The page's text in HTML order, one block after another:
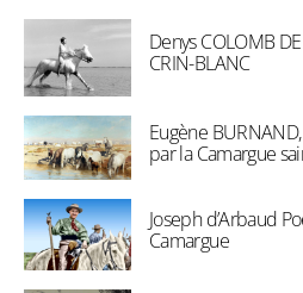
Denys COLOMB
CRIN-BLANC
Eugène
par la Camargue
Joseph d’Arbaud
Camargue